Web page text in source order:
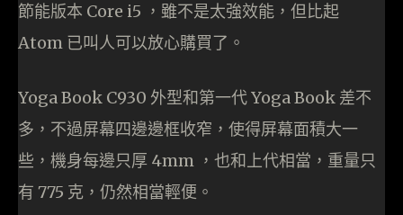
節能版本 Core i5 ，雖不是太強效能，但比起
Atom 已叫人可以放心購買了。
Yoga Book C930 外型和第一代 Yoga Book 差不
多，不過屏幕四邊邊框收窄，使得屏幕面積大一
些，機身每邊只厚 4mm ，也和上代相當，重量只
有 775 克，仍然相當輕便。